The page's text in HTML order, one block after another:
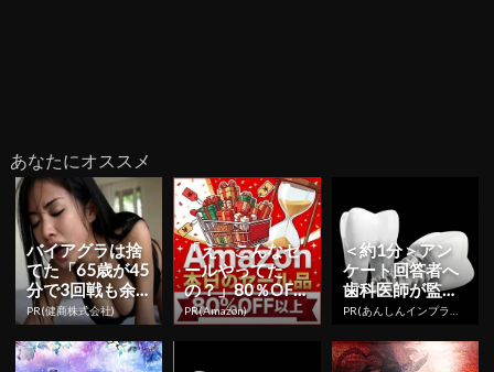
あなたにオススメ
バイアグラは捨
てた「65歳が45
分で3回戦も余
裕」980円で朝
まで絶好調！
PR(健商株式会社)
「え、こんなセ
ールやってた
の？」80％OFF
以上が続々登
場！Amazonの本
PR(Amazon)
＜約1分＞アン
ケート回答者へ
歯科医師が監修
したガイドブッ
ト。65歳以...